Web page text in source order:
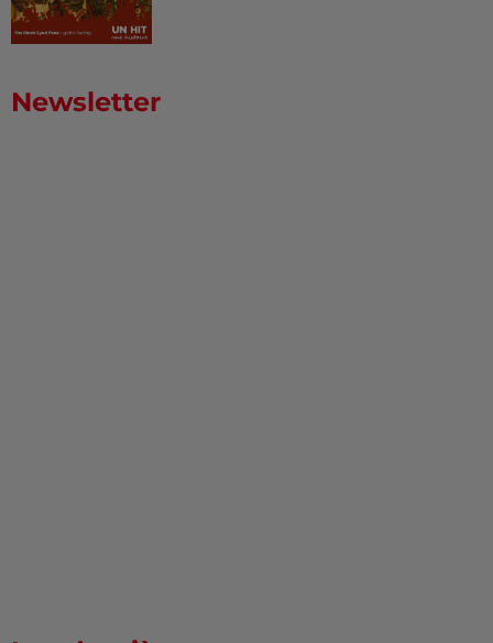
Newsletter